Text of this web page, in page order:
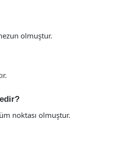
olmuştur.
noktası olmuştur.